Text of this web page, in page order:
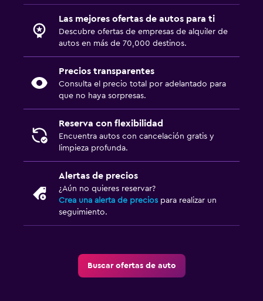
Las mejores ofertas de autos para ti
Descubre ofertas de empresas de alquiler de
autos en más de 70,000 destinos.
Precios transparentes
Consulta el precio total por adelantado para
que no haya sorpresas.
Reserva con flexibilidad
Encuentra autos con cancelación gratis y
limpieza profunda.
Alertas de precios
¿Aún no quieres reservar?
Crea una alerta de precios para realizar un
seguimiento.
Buscar ofertas de auto